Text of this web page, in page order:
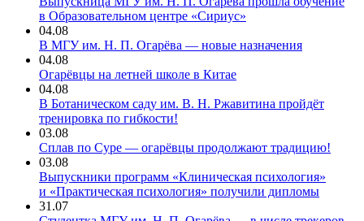
в Образовательном центре «Сириус»
04.08
В МГУ им. Н. П. Огарёва — новые назначения
04.08
Огарёвцы на летней школе в Китае
04.08
В Ботаническом саду им. В. Н. Ржавитина пройдёт
тренировка по гибкости!
03.08
Сплав по Суре — огарёвцы продолжают традицию!
03.08
Выпускники программ «Клиническая психология»
и «Практическая психология» получили дипломы
31.07